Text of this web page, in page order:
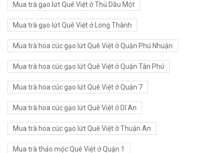
Mua trà gạo lứt Quê Việt ở Thủ Dầu Một
Mua trà gạo lứt Quê Việt ở Long Thành
Mua trà hoa cúc gạo lứt Quê Việt ở Quận Phú Nhuận
Mua trà hoa cúc gạo lứt Quê Việt ở Quận Tân Phú
Mua trà hoa cúc gạo lứt Quê Việt ở Quận 7
Mua trà hoa cúc gạo lứt Quê Việt ở Dĩ An
Mua trà hoa cúc gạo lứt Quê Việt ở Thuận An
Mua trà thảo mộc Quê Việt ở Quận 1